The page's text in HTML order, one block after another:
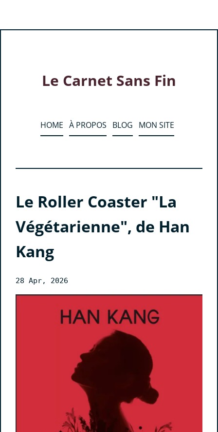
Le Carnet Sans Fin
HOME À PROPOS BLOG MON SITE
Le Roller Coaster "La
Végétarienne", de Han
Kang
28 Apr, 2026